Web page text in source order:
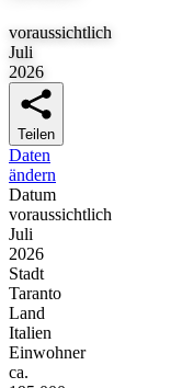
voraussichtlich
Juli
2026
Teilen
Daten
ändern
Datum
voraussichtlich
Juli
2026
Stadt
Taranto
Land
Italien
Einwohner
ca.